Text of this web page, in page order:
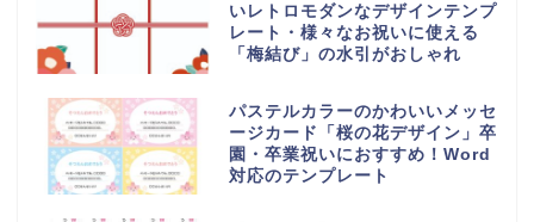
いレトロモダンなデザインテンプ
レート・様々なお祝いに使える
「梅結び」の水引がおしゃれ
パステルカラーのかわいいメッセ
ージカード「桜の花デザイン」卒
園・卒業祝いにおすすめ！Word
対応のテンプレート